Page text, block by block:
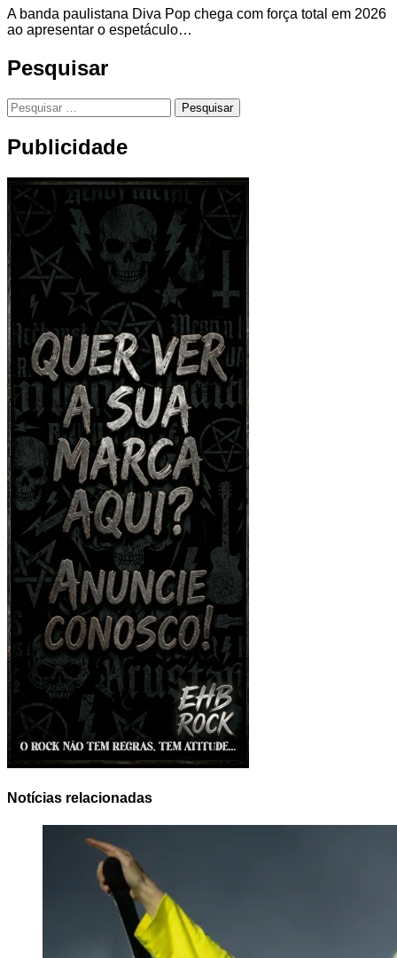
A banda paulistana Diva Pop chega com força total em 2026
ao apresentar o espetáculo…
Pesquisar
Pesquisar
por:
Publicidade
Notícias relacionadas